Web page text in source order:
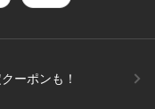
ーポンも！